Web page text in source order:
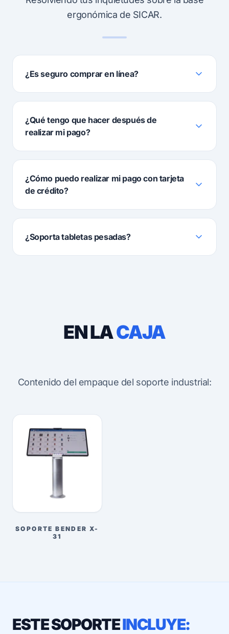
ergonómica de SICAR.
¿Es seguro comprar en línea?
¿Qué tengo que hacer después de
realizar mi pago?
¿Cómo puedo realizar mi pago con tarjeta
de crédito?
¿Soporta tabletas pesadas?
EN LACAJA
Contenido del empaque del soporte industrial:
SOPORTE BENDER X-
31
ESTE SOPORTEINCLUYE: